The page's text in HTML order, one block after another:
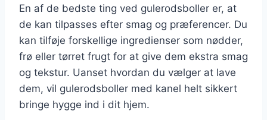
En af de bedste ting ved gulerodsboller er, at
de kan tilpasses efter smag og præferencer. Du
kan tilføje forskellige ingredienser som nødder,
frø eller tørret frugt for at give dem ekstra smag
og tekstur. Uanset hvordan du vælger at lave
dem, vil gulerodsboller med kanel helt sikkert
bringe hygge ind i dit hjem.